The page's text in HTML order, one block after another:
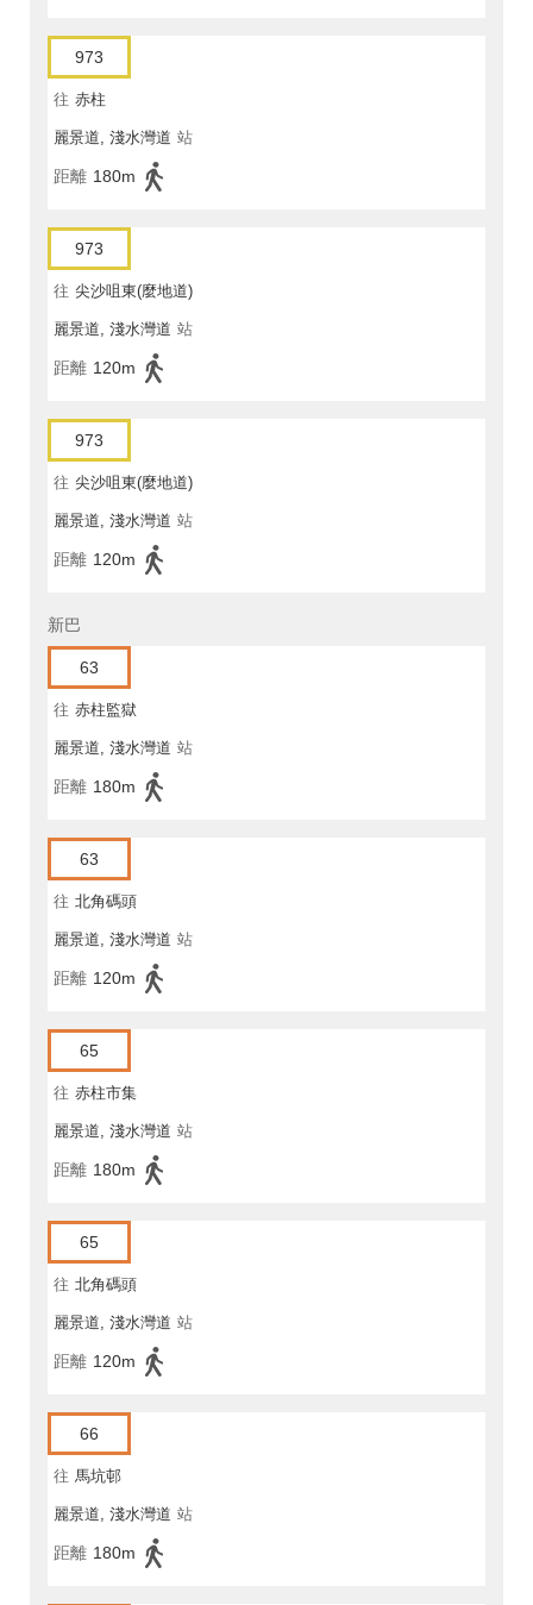
973
往 赤柱
麗景道, 淺水灣道 站
距離 180m
973
往 尖沙咀東(麼地道)
麗景道, 淺水灣道 站
距離 120m
973
往 尖沙咀東(麼地道)
麗景道, 淺水灣道 站
距離 120m
新巴
63
往 赤柱監獄
麗景道, 淺水灣道 站
距離 180m
63
往 北角碼頭
麗景道, 淺水灣道 站
距離 120m
65
往 赤柱市集
麗景道, 淺水灣道 站
距離 180m
65
往 北角碼頭
麗景道, 淺水灣道 站
距離 120m
66
往 馬坑邨
麗景道, 淺水灣道 站
距離 180m